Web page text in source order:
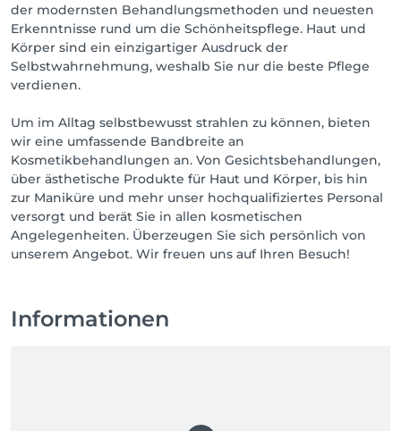
der modernsten Behandlungsmethoden und neuesten
Erkenntnisse rund um die Schönheitspflege. Haut und
Körper sind ein einzigartiger Ausdruck der
Selbstwahrnehmung, weshalb Sie nur die beste Pflege
verdienen.
Um im Alltag selbstbewusst strahlen zu können, bieten
wir eine umfassende Bandbreite an
Kosmetikbehandlungen an. Von Gesichtsbehandlungen,
über ästhetische Produkte für Haut und Körper, bis hin
zur Maniküre und mehr unser hochqualifiziertes Personal
versorgt und berät Sie in allen kosmetischen
Angelegenheiten. Überzeugen Sie sich persönlich von
unserem Angebot. Wir freuen uns auf Ihren Besuch!
Informationen